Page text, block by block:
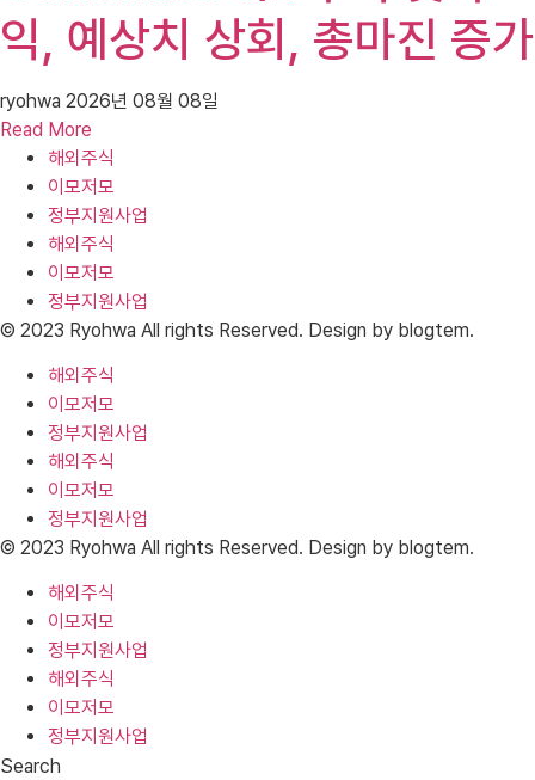
익, 예상치 상회, 총마진 증가
ryohwa 2026년 08월 08일
Read More
해외주식
이모저모
정부지원사업
해외주식
이모저모
정부지원사업
© 2023 Ryohwa All rights Reserved. Design by blogtem.
해외주식
이모저모
정부지원사업
해외주식
이모저모
정부지원사업
© 2023 Ryohwa All rights Reserved. Design by blogtem.
해외주식
이모저모
정부지원사업
해외주식
이모저모
정부지원사업
Search